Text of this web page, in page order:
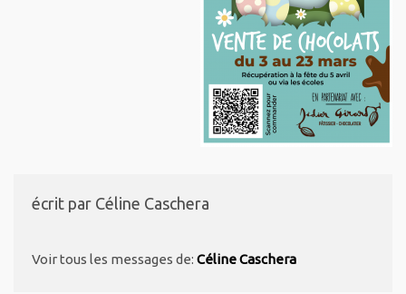
écrit par Céline Caschera
Voir tous les messages de: Céline Caschera